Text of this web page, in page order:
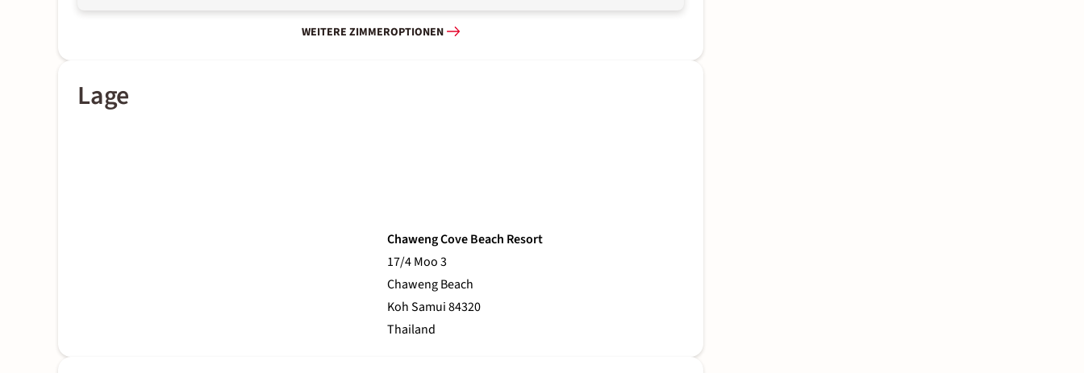
WEITERE ZIMMEROPTIONEN
Lage
Chaweng Cove Beach Resort
17/4 Moo 3
Chaweng Beach
Koh Samui 84320
Thailand